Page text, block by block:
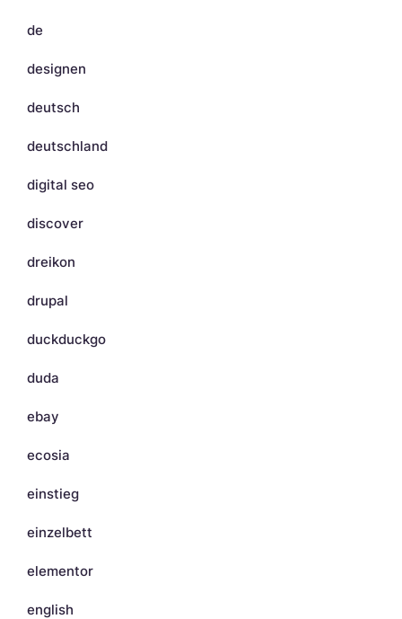
de
designen
deutsch
deutschland
digital seo
discover
dreikon
drupal
duckduckgo
duda
ebay
ecosia
einstieg
einzelbett
elementor
english